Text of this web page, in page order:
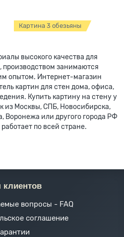
Картина 3 обезьяны
высокого качества для
производством занимаются
опытом. Интернет-магазин
картин для стен дома, офиса,
Купить картину на стену у
из Москвы, СПБ, Новосибирска,
Воронежа или другого города РФ
по всей стране.
клиентов
вопросы - FAQ
соглашение